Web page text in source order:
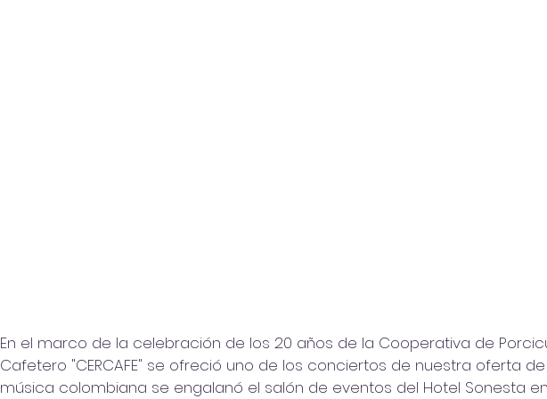
En el marco de la celebración de los 20 años de la Cooperativa de
Cafetero "CERCAFE" se ofreció uno de los conciertos de nuestra oferta
música colombiana se engalanó el salón de eventos del Hotel Sonesta